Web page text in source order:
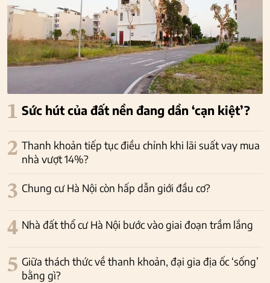
1 Sức hút của đất nền đang dần ‘cạn kiệt’?
2 Thanh khoản tiếp tục điều chỉnh khi lãi suất vay mua
nhà vượt 14%?
3 Chung cư Hà Nội còn hấp dẫn giới đầu cơ?
4 Nhà đất thổ cư Hà Nội bước vào giai đoạn trầm lắng
5 Giữa thách thức về thanh khoản, đại gia địa ốc ‘sống’
bằng gì?